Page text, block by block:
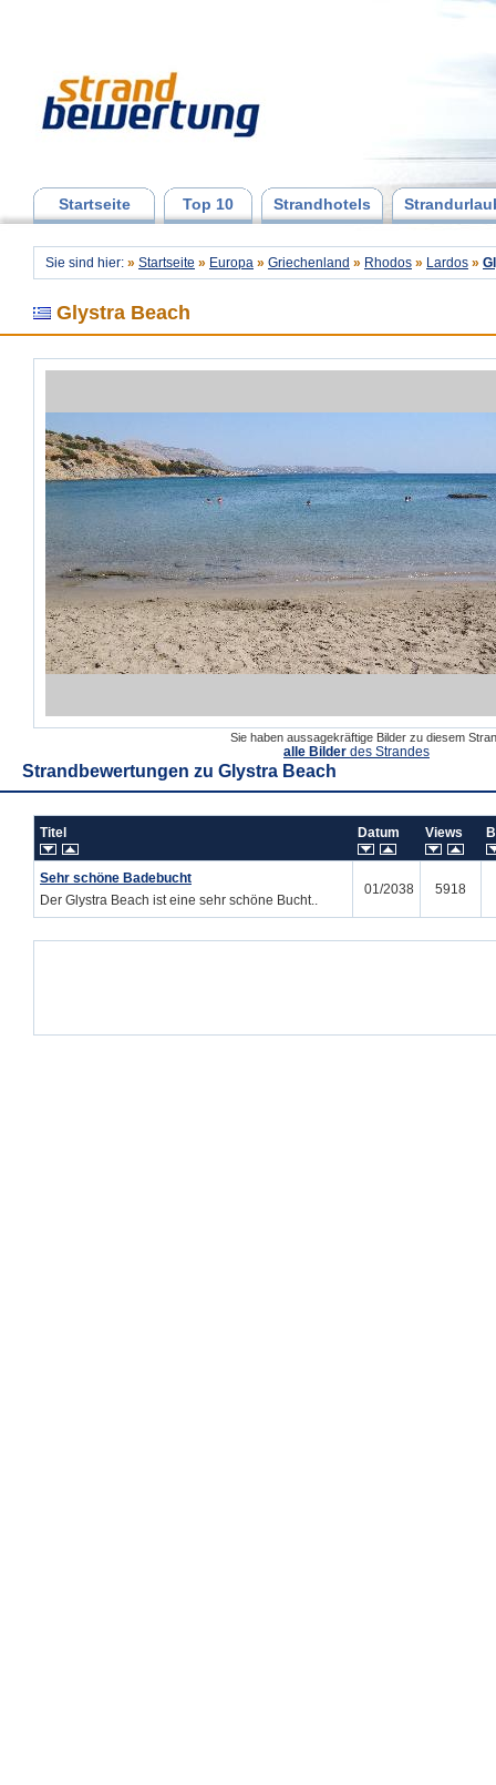
Startseite Top 10 Strandhotels
Sie sind hier: » Startseite » Europa » Griechenland » Rhodos » Lardos »
Glystra Beach
Sie haben aussagekräftige Bilder zu diesem
alle Bilder des Strandes
Strandbewertungen zu Glystra Beach
Titel Datum Views
Sehr schöne Badebucht
Der Glystra Beach ist eine sehr schöne Bucht..
01/2038 5918